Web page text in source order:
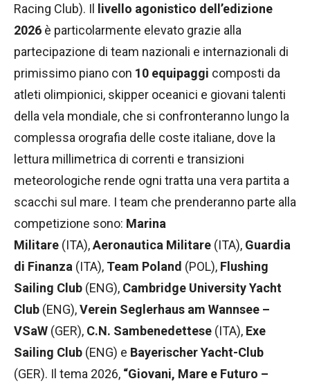
Racing Club). Il
livello agonistico dell’edizione
2026 è particolarmente elevato grazie alla
partecipazione di team nazionali e internazionali di
primissimo piano con 10 equipaggi composti da
atleti olimpionici, skipper oceanici e giovani talenti
della vela mondiale, che si confronteranno lungo la
complessa orografia delle coste italiane, dove la
lettura millimetrica di correnti e transizioni
meteorologiche rende ogni tratta una vera partita a
scacchi sul mare. I team che prenderanno parte alla
competizione sono: Marina
Militare (ITA),Aeronautica Militare (ITA), Guardia
di Finanza (ITA), Team Poland (POL), Flushing
Sailing Club (ENG), Cambridge University Yacht
Club (ENG),Verein Seglerhaus am Wannsee –
VSaW (GER), C.N. Sambenedettese (ITA), Exe
Sailing Club (ENG) e Bayerischer Yacht-Club
(GER). Il tema 2026, “Giovani, Mare e Futuro –